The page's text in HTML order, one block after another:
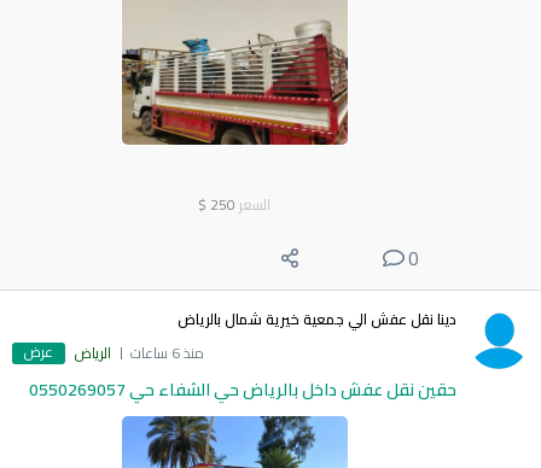
السعر 250
$
0
دينا نقل عفش الي جمعية خيرية شمال بالرياض
منذ 6 ساعات
الرياض عرض
حقين نقل عفش داخل بالرياض حي الشفاء حي 0550269057